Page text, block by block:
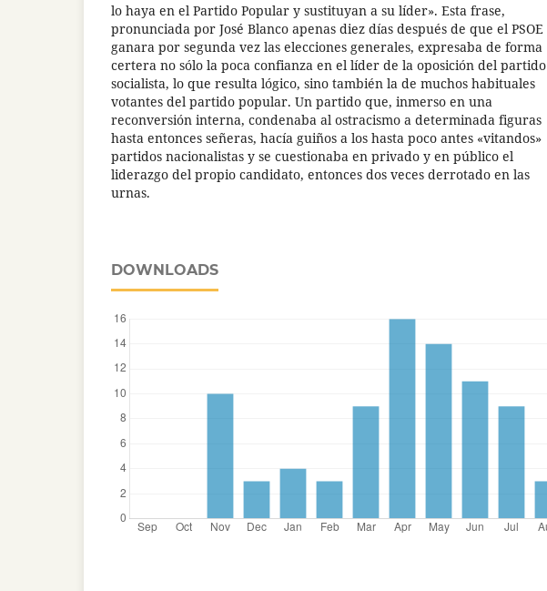
lo haya en el Partido Popular y sustituyan a su líder». Esta frase,
pronunciada por José Blanco apenas diez días después de que el PSOE
ganara por segunda vez las elecciones generales, expresaba de forma
certera no sólo la poca confianza en el líder de la oposición del partido
socialista, lo que resulta lógico, sino también la de muchos habituales
votantes del partido popular. Un partido que, inmerso en una
reconversión interna, condenaba al ostracismo a determinada figuras
hasta entonces señeras, hacía guiños a los hasta poco antes «vitandos»
partidos nacionalistas y se cuestionaba en privado y en público el
liderazgo del propio candidato, entonces dos veces derrotado en las
urnas.
DOWNLOADS